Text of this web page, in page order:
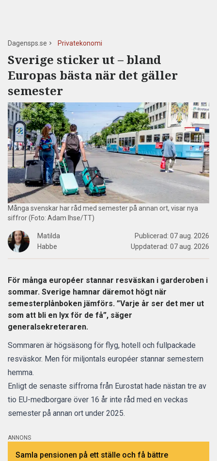
Dagensps.se Privatekonomi
Sverige sticker ut – bland
Europas bästa när det gäller
semester
Många svenskar har råd med semester på annan ort, visar nya
siffror (Foto: Adam Ihse/TT)
Matilda
Habbe
Publicerad: 07 aug. 2026
Uppdaterad: 07 aug. 2026
För många européer stannar resväskan i garderoben i
sommar. Sverige hamnar däremot högt när
semesterplånboken jämförs. ”Varje år ser det mer ut
som att bli en lyx för de få”, säger
generalsekreteraren.
Sommaren är högsäsong för flyg, hotell och fullpackade
resväskor. Men för miljontals européer stannar semestern
hemma.
Enligt de senaste siffrorna från Eurostat hade nästan tre av
tio EU-medborgare över 16 år inte råd med en veckas
semester på annan ort under 2025.
ANNONS
Samla pensionen på ett ställe och få bättre